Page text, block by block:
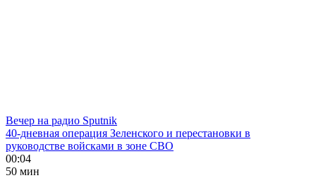
Вечер на радио Sputnik
40-дневная операция Зеленского и перестановки в
руководстве войсками в зоне СВО
00:04
50 мин